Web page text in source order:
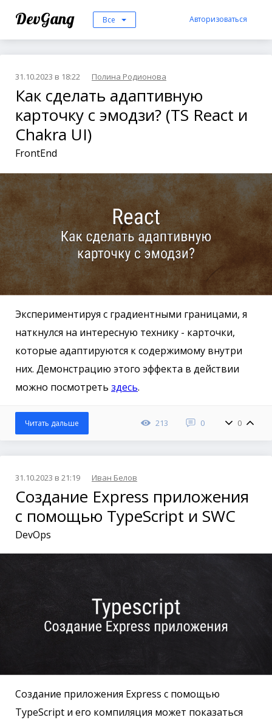
DevGang Все Авторизоваться
31.10.2023 в 18:22 Полина Родионова
Как сделать адаптивную
карточку с эмодзи? (TS React и
Chakra UI)
FrontEnd
Экспериментируя с градиентными границами, я
наткнулся на интересную технику - карточки,
которые адаптируются к содержимому внутри
них. Демонстрацию этого эффекта в действии
можно посмотреть здесь.
213 0 0
Читать дальше
31.10.2023 в 21:19 Иван Белов
Создание Express приложения
с помощью TypeScript и SWC
DevOps
Создание приложения Express с помощью
TypeScript и его компиляция может показаться